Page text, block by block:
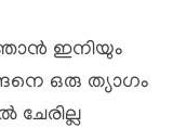
ഇനിയും
ഒരു ത്യാഗം
ചേരില്ല